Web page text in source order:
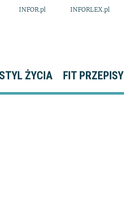
INFOR.pl INFORLEX.pl
STYL ŻYCIA FIT PRZEPISY